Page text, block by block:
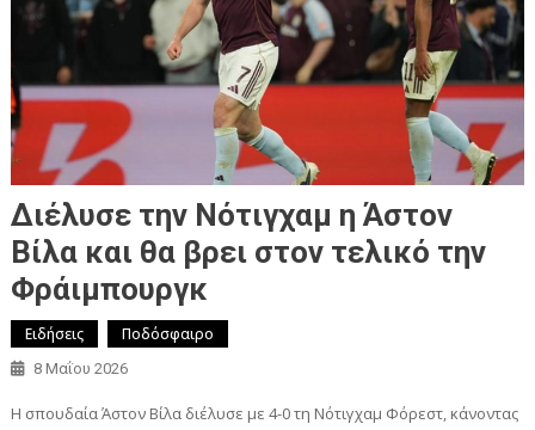
Διέλυσε την Νότιγχαμ η Άστον
Βίλα και θα βρει στον τελικό την
Φράιμπουργκ
Ειδήσεις Ποδόσφαιρο
8 Μαΐου 2026
Η σπουδαία Άστον Βίλα διέλυσε με 4-0 τη Νότιγχαμ Φόρεστ, κάνοντας